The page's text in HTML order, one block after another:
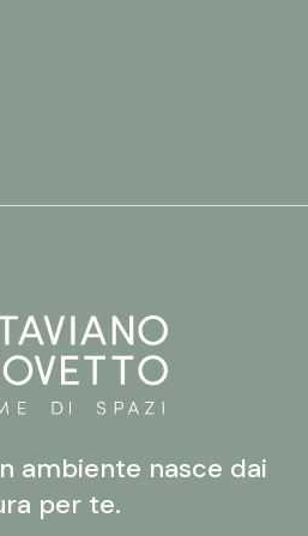
ambiente nasce dai
per te.